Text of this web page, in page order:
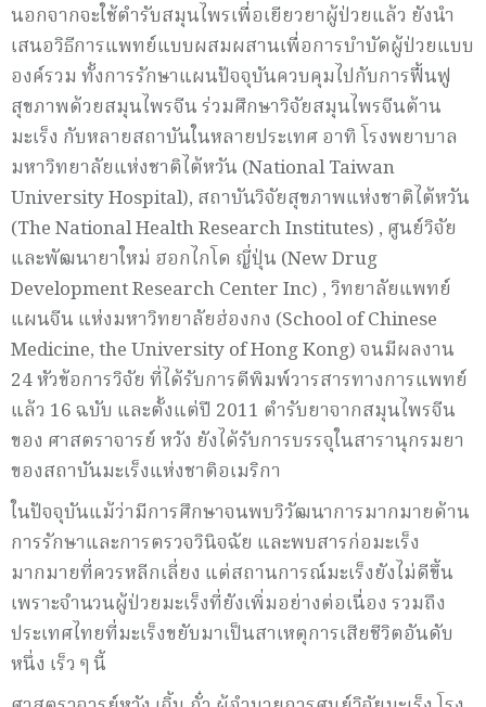
นอกจากจะใช้ตำรับสมุนไพรเพื่อเยียวยาผู้ป่วยแล้ว ยังนำ
เสนอวิธีการแพทย์แบบผสมผสานเพื่อการบำบัดผู้ป่วยแบบ
องค์รวม ทั้งการรักษาแผนปัจจุบันควบคุมไปกับการฟื้นฟู
สุขภาพด้วยสมุนไพรจีน ร่วมศึกษาวิจัยสมุนไพรจีนต้าน
มะเร็ง กับหลายสถาบันในหลายประเทศ อาทิ โรงพยาบาล
มหาวิทยาลัยแห่งชาติไต้หวัน (National Taiwan
University Hospital), สถาบันวิจัยสุขภาพแห่งชาติไต้หวัน
(The National Health Research Institutes) , ศูนย์วิจัย
และพัฒนายาใหม่ ฮอกไกโด ญี่ปุ่น (New Drug
Development Research Center Inc) , วิทยาลัยแพทย์
แผนจีน แห่งมหาวิทยาลัยฮ่องกง (School of Chinese
Medicine, the University of Hong Kong) จนมีผลงาน
24 หัวข้อการวิจัย ที่ได้รับการตีพิมพ์วารสารทางการแพทย์
แล้ว 16 ฉบับ และตั้งแต่ปี 2011 ตำรับยาจากสมุนไพรจีน
ของ ศาสตราจารย์ หวัง ยังได้รับการบรรจุในสารานุกรมยา
ของสถาบันมะเร็งแห่งชาติอเมริกา
ในปัจจุบันแม้ว่ามีการศึกษาจนพบวิวัฒนาการมากมายด้าน
การรักษาและการตรวจวินิจฉัย และพบสารก่อมะเร็ง
มากมายที่ควรหลีกเลี่ยง แต่สถานการณ์มะเร็งยังไม่ดีขึ้น
เพราะจำนวนผู้ป่วยมะเร็งที่ยังเพิ่มอย่างต่อเนื่อง รวมถึง
ประเทศไทยที่มะเร็งขยับมาเป็นสาเหตุการเสียชีวิตอันดับ
หนึ่ง เร็ว ๆ นี้